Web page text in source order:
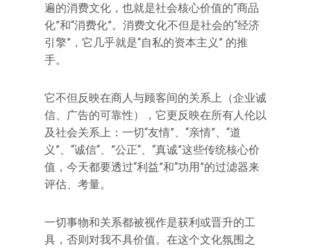
遍的消费文化，也就是社会核心价值的“商品
化”和“消费化”。消费文化不但是社会的“经济
引擎”，它几乎就是“自私的资本主义” 的推
手。
它不但反映在商人与顾客间的关系上（企业诚
信、广告的可靠性），它更反映在所有人伦以
及社会关系上：一切“友情”、“亲情”、“道
义”、“诚信“、”公正“、“真诚”这些传统核心价
值，今天都要透过“利益”和“功用”的过滤器来
评估、考量。
一切事物和关系都被视作是获利或晋升的工
具，否则对我不具价值。在这个文化氛围之